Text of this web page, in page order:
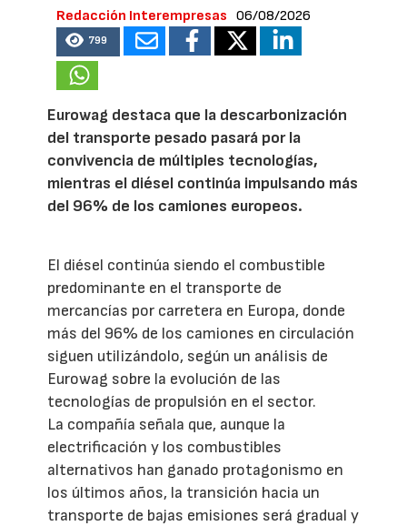
Redacción Interempresas 06/08/2026
799
Eurowag destaca que la descarbonización
del transporte pesado pasará por la
convivencia de múltiples tecnologías,
mientras el diésel continúa impulsando más
del 96% de los camiones europeos.
El diésel continúa siendo el combustible
predominante en el transporte de
mercancías por carretera en Europa, donde
más del 96% de los camiones en circulación
siguen utilizándolo, según un análisis de
Eurowag sobre la evolución de las
tecnologías de propulsión en el sector.
La compañía señala que, aunque la
electrificación y los combustibles
alternativos han ganado protagonismo en
los últimos años, la transición hacia un
transporte de bajas emisiones será gradual y